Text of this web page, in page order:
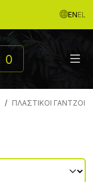
ENEL
0
ΠΛΑΣΤΙΚΟΙ ΓΑΝΤΖΟΙ